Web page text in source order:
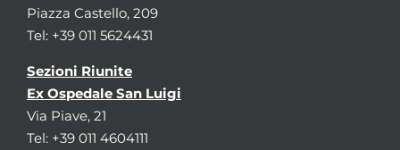
Piazza Castello, 209
Tel: +39 011 5624431
Sezioni Riunite
Ex Ospedale San Luigi
Via Piave, 21
Tel: +39 011 4604111